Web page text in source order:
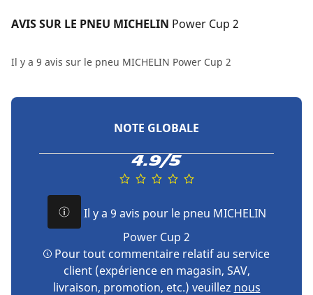
AVIS SUR LE PNEU MICHELIN Power Cup 2
Il y a 9 avis sur le pneu MICHELIN Power Cup 2
NOTE GLOBALE
4.9/5
Il y a 9 avis pour le pneu MICHELIN
Power Cup 2
Pour tout commentaire relatif au service
client (expérience en magasin, SAV,
livraison, promotion, etc.) veuillez nous